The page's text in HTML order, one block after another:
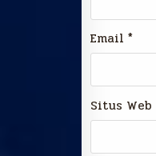
Email *
Situs Web